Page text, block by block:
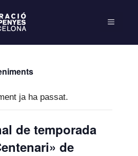
ja ha passat.
de temporada
de